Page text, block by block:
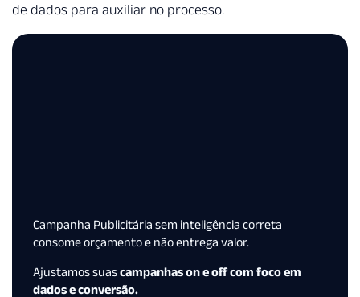
de dados para auxiliar no processo.
Campanha Publicitária sem inteligência correta
consome orçamento e não entrega valor.
Ajustamos suascampanhas on e off com foco em
dados e conversão.